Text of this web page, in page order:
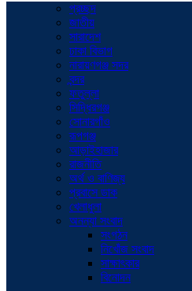
প্রচ্ছদ
জাতীয়
সারাদেশ
ঢাকা বিভাগ
নারায়ণগঞ্জ সদর
বন্দর
ফতুল্লা
সিদ্ধিরগঞ্জ
সোনারগাঁও
রূপগঞ্জ
আড়াইহাজার
রাজনীতি
অর্থ ও বাণিজ্য
প্রবাসে ডাক
খেলাধুলা
অনন্যা সংবাদ
সংগঠন
নিখোঁজ সংবাদ
সাক্ষাৎকার
বিনোদন